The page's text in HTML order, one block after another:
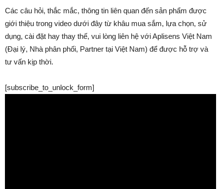
Các câu hỏi, thắc mắc, thông tin liên quan đến sản phẩm được
giới thiệu trong video dưới đây từ khâu mua sắm, lựa chọn, sử
dụng, cài đặt hay thay thế, vui lòng liên hệ với Aplisens Việt Nam
(Đại lý, Nhà phân phối, Partner tại Việt Nam) để được hỗ trợ và
tư vấn kịp thời.
[subscribe_to_unlock_form]